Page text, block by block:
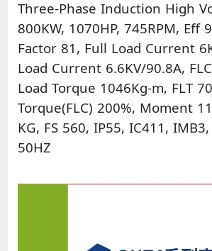
Three-Phase
800KW, 1070HP,
Factor 81, Full
Load Current
Load Torque
Torque(FLC) 200%,
KG, FS 560, IP55,